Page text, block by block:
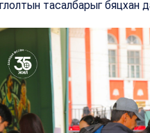
тасалбарыг бяцхан